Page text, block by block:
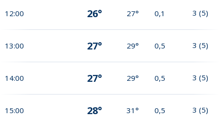
12:00 26° 27° 0,1 3 (5)
13:00 27° 29° 0,5 3 (5)
14:00 27° 29° 0,5 3 (5)
15:00 28° 31° 0,5 3 (5)